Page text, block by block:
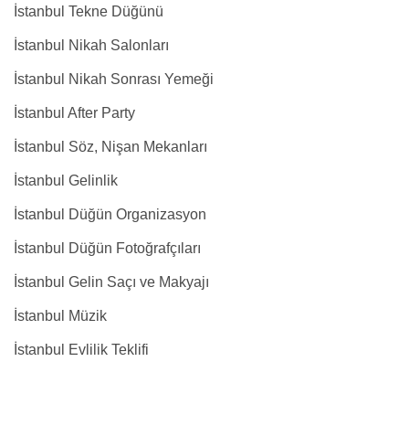
İstanbul Tekne Düğünü
İstanbul Nikah Salonları
İstanbul Nikah Sonrası Yemeği
İstanbul After Party
İstanbul Söz, Nişan Mekanları
İstanbul Gelinlik
İstanbul Düğün Organizasyon
İstanbul Düğün Fotoğrafçıları
İstanbul Gelin Saçı ve Makyajı
İstanbul Müzik
İstanbul Evlilik Teklifi